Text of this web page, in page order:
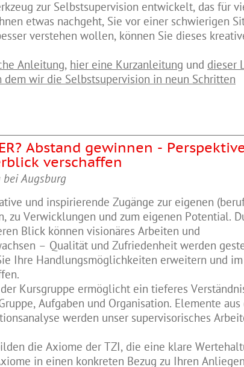
zur Selbstsupervision entwickelt, das für
etwas nachgeht, Sie vor einer schwierigen
verstehen wollen, können Sie dieses
Anleitung, hier eine Kurzanleitung und dieser
wir die Selbstsupervision in neun Schritten
Abstand gewinnen -
verschaffen
Augsburg
und inspirierende Zugänge zur eigenen
zu Verwicklungen und zum eigenen Potential.
Blick können visionäres Arbeiten und
– Qualität und Zufriedenheit werden
Ihre Handlungsmöglichkeiten erweitern und
Kursgruppe ermöglicht ein tieferes
Aufgaben und Organisation. Elemente aus
werden unser supervisorisches
die Axiome der TZI, die eine klare
in einen konkreten Bezug zu Ihren